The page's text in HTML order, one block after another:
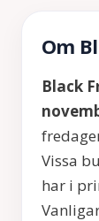
Om
Black
Vissa
har i